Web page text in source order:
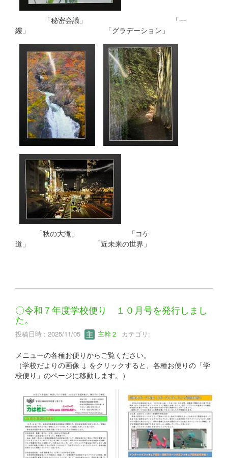
「秘密会議」 「一
縷」 「グラデーション」
「秋の大滝」 「コケ
道」 「近未来の世界」
〇令和７年度学校便り １０月号を発行しまし
た。
投稿日時 : 2025/11/05 主幹２ カテゴリ:
メニューの各種お便りからご覧ください。
（学校だよりの画像 ↓ をクリックすると、各種お便りの「学
校便り」のページに移動します。）